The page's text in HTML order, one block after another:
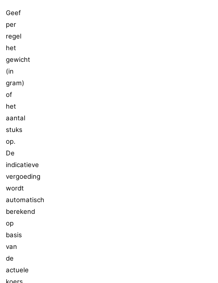
Geef
per
regel
het
gewicht
(in
gram)
of
het
aantal
stuks
op.
De
indicatieve
vergoeding
wordt
automatisch
berekend
op
basis
van
de
actuele
koers.